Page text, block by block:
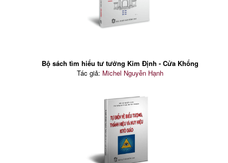
Bộ sách tìm hiểu tư tưởng Kim Định - Cửa Khổng
Tác giả: Michel Nguyễn Hạnh